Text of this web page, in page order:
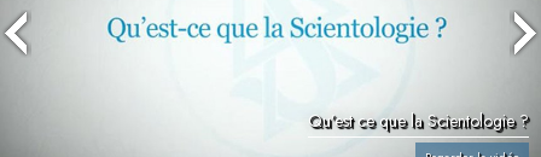
Qu’est ce que la Scientologie ?